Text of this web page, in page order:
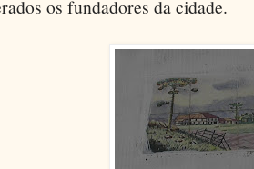
os fundadores da cidade.